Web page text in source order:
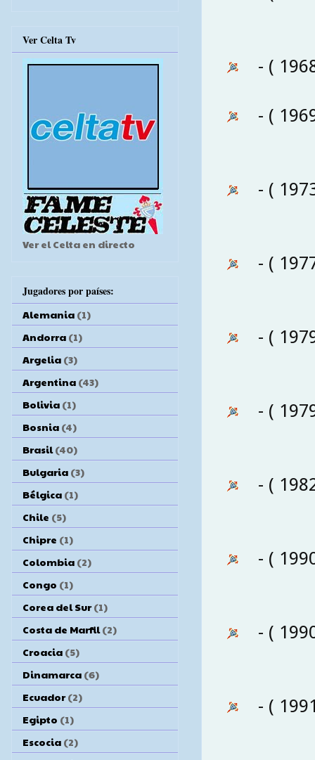
- (
- (
- (
- (
- (
- (
- (
- (
- (
- (
Ver Celta Tv
Ver el Celta en directo
Jugadores por países:
Alemania (1)
Andorra (1)
Argelia (3)
Argentina (43)
Bolivia (1)
Bosnia (4)
Brasil (40)
Bulgaria (3)
Bélgica (1)
Chile (5)
Chipre (1)
Colombia (2)
Congo (1)
Corea del Sur (1)
Costa de Marfil (2)
Croacia (5)
Dinamarca (6)
Ecuador (2)
Egipto (1)
Escocia (2)